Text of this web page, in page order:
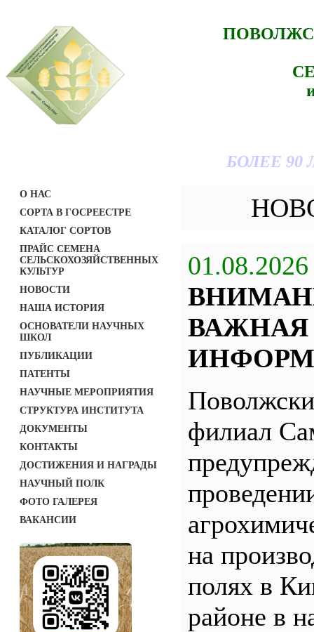
БОЛЕЕ
О НАС
СОРТА В ГОСРЕЕСТРЕ
КАТАЛОГ СОРТОВ
ПРАЙС СЕМЕНА
СЕЛЬСКОХОЗЯЙСТВЕННЫХ
КУЛЬТУР
НОВОСТИ
НАША ИСТОРИЯ
ОСНОВАТЕЛИ НАУЧНЫХ
ШКОЛ
ПУБЛИКАЦИИ
ПАТЕНТЫ
НАУЧНЫЕ МЕРОПРИЯТИЯ
СТРУКТУРА ИНСТИТУТА
ДОКУМЕНТЫ
КОНТАКТЫ
ДОСТИЖЕНИЯ И НАГРАДЫ
НАУЧНЫЙ ПОЛК
ФОТО ГАЛЕРЕЯ
ВАКАНСИИ
01.08.2026
ВАЖНАЯ
филиал
на
полях в
районе в